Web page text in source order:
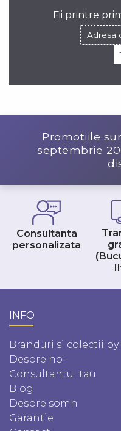
Fii printre
Promotiile
septembrie
Consultanta
personalizata
INFO
Branduri si colectii by
Despre noi
Consultantul tau
Blog
Despre somn
Garantie